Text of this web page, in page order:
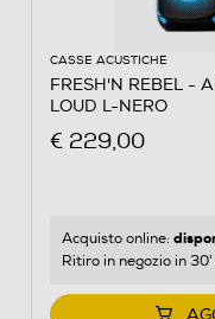
CASSE ACUSTICHE
FRESH'N REBEL -
LOUD L-NERO
€ 229,00
Acquisto online:
Ritiro in negozio in